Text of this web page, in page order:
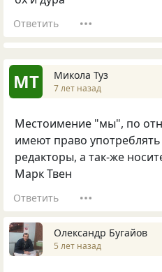
Ответить
МТ Микола Туз
7 лет назад
Местоимение "мы", по
имеют право
редакторы, а так-же
Марк Твен
Ответить
Олександр Бугайов
5 лет назад